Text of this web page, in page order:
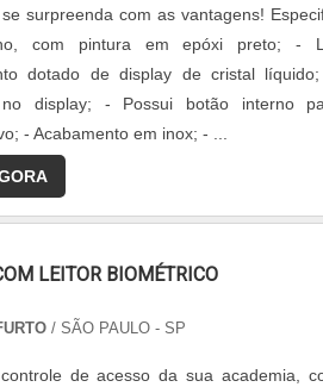
surpreenda com as vantagens!
com pintura em epóxi preto; -
dotado de display de cristal
no display; - Possui botão interno
- Acabamento em inox; - ...
LEITOR BIOMÉTRICO
/ SÃO PAULO - SP
de acesso da sua academia,